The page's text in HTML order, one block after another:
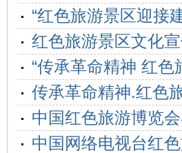
“红色旅游景区迎接
红色旅游景区文化
“传承革命精神 红色
传承革命精神.红色
中国红色旅游博览
中国网络电视台红